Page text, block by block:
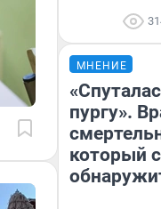
МНЕНИЕ
пургу».
который